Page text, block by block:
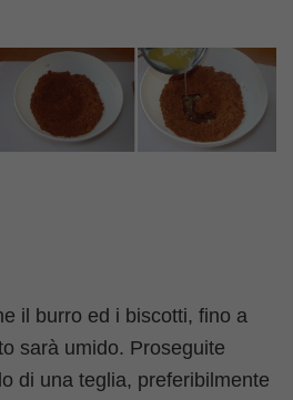
il burro ed i biscotti, fino a
sarà umido. Proseguite
di una teglia, preferibilmente